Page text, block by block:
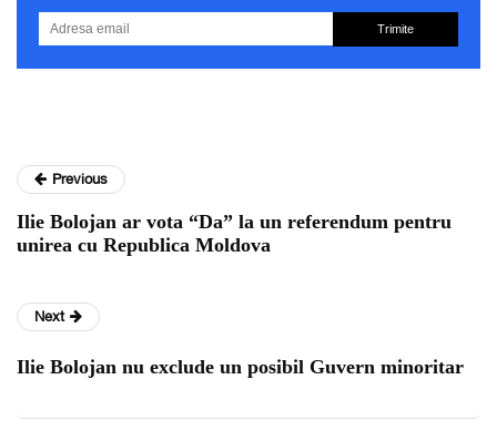
Trimite
Previous
Ilie Bolojan ar vota “Da” la un referendum pentru
unirea cu Republica Moldova
Next
Ilie Bolojan nu exclude un posibil Guvern minoritar